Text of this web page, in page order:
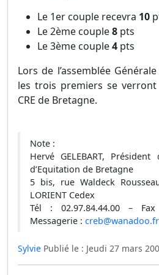
Le 1er couple recevra 10
Le 2ème couple8 pts
Le 3ème couple4 pts
Lors de l’assemblée
les trois premiers se
CRE de Bretagne.
Note :
Hervé GELEBART,
d’Equitation de Bretagne
5 bis, rue Waldeck
LORIENT Cedex
Tél : 02.97.84.44.00 –
Messagerie : creb@wanadoo.fr
Sylvie Publié le : Jeudi 27 mars